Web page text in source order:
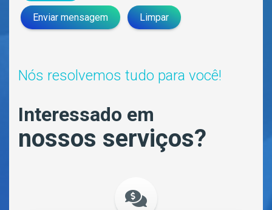
Enviar mensagem Limpar
Nós resolvemos tudo para você!
Interessado em
nossos serviços?